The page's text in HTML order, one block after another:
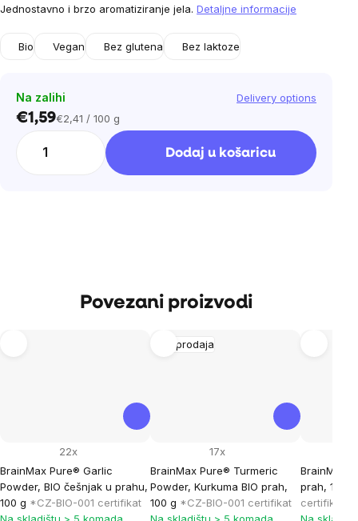
Jednostavno i brzo aromatiziranje jela. Detaljne informacije
Bio Vegan Bez glutena Bez laktoze
Na zalihi Delivery options
€1,59Cijena
€2,41 / 100 g
Dodaj u košaricu
Povezani proizvodi
BrainMax Pure® Garlic
Powder, BIO češnjak u prahu,
100 g *CZ-BIO-001 certifikat
22x
Rasprodaja
BrainMax Pure® Turmeric
Powder, Kurkuma BIO prah,
100 g *CZ-BIO-001 certifikat
17x
BrainMax
prah, 100
certifikat